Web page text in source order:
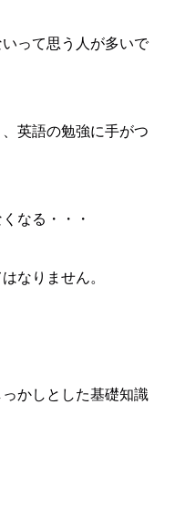
って思う人が多いで
英語の勉強に手がつ
なる・・・
なりません。
かしとした基礎知識